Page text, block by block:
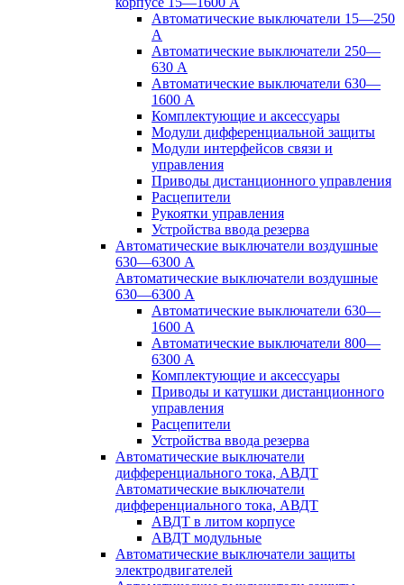
Автоматические выключатели 15—250
А
Автоматические выключатели 250—
630 А
Автоматические выключатели 630—
1600 А
Комплектующие и аксессуары
Модули дифференциальной защиты
Модули интерфейсов связи и
управления
Приводы дистанционного управления
Расцепители
Рукоятки управления
Устройства ввода резерва
Автоматические выключатели воздушные
630—6300 А
Автоматические выключатели воздушные
630—6300 А
Автоматические выключатели 630—
1600 А
Автоматические выключатели 800—
6300 А
Комплектующие и аксессуары
Приводы и катушки дистанционного
управления
Расцепители
Устройства ввода резерва
Автоматические выключатели
дифференциального тока, АВДТ
Автоматические выключатели
дифференциального тока, АВДТ
АВДТ в литом корпусе
АВДТ модульные
Автоматические выключатели защиты
электродвигателей